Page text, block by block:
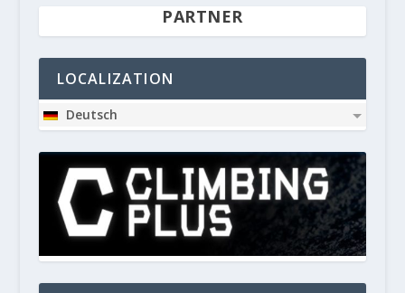
PARTNER
LOCALIZATION
Deutsch